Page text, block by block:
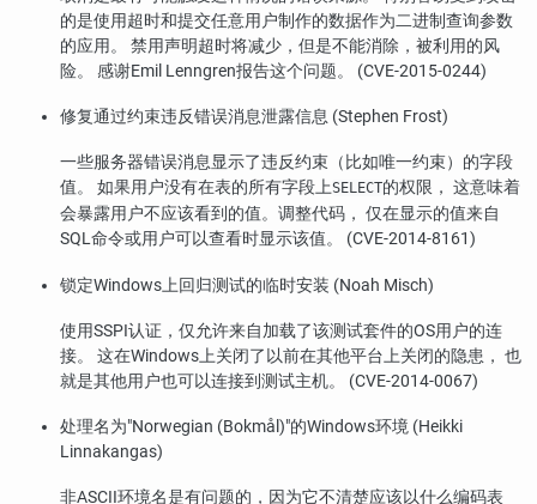
的是使用超时和提交任意用户制作的数据作为二进制查询参数
的应用。 禁用声明超时将减少，但是不能消除，被利用的风
险。 感谢Emil Lenngren报告这个问题。 (CVE-2015-0244)
修复通过约束违反错误消息泄露信息 (Stephen Frost)
一些服务器错误消息显示了违反约束（比如唯一约束）的字段
值。 如果用户没有在表的所有字段上SELECT的权限， 这意味着
会暴露用户不应该看到的值。调整代码， 仅在显示的值来自
SQL命令或用户可以查看时显示该值。 (CVE-2014-8161)
锁定Windows上回归测试的临时安装 (Noah Misch)
使用SSPI认证，仅允许来自加载了该测试套件的OS用户的连
接。 这在Windows上关闭了以前在其他平台上关闭的隐患， 也
就是其他用户也可以连接到测试主机。 (CVE-2014-0067)
处理名为"Norwegian (Bokmål)"的Windows环境 (Heikki
Linnakangas)
非ASCII环境名是有问题的，因为它不清楚应该以什么编码表